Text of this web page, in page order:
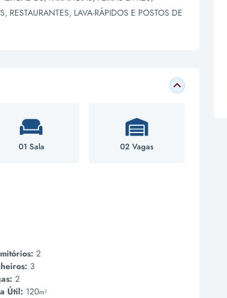
LAVA-RÁPIDOS E POSTOS DE
01 Sala 02 Vagas
2
3
2
Útil: 120m²